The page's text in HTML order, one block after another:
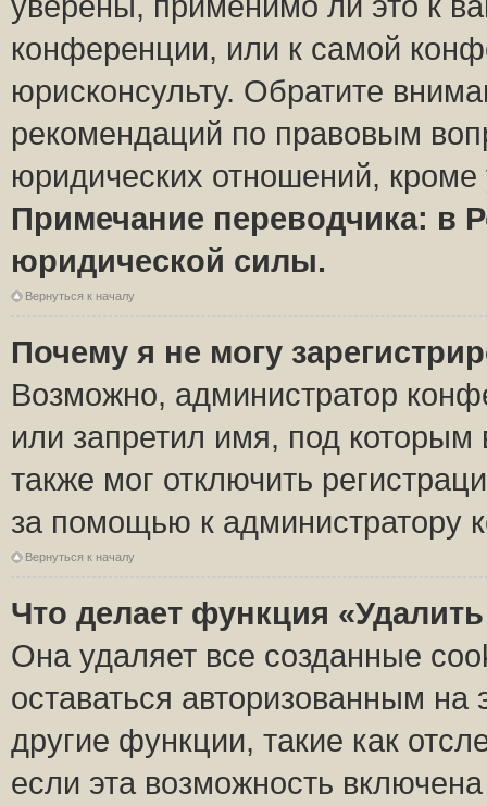
конференции, или к самой
юрисконсульту. Обратите
рекомендаций по правовым
юридических отношений,
Примечание переводчика: в
юридической силы.
Вернуться к началу
Почему я не могу
Возможно, администратор
или запретил имя, под которым
также мог отключить
за помощью к администратору
Вернуться к началу
Что делает функция
Она удаляет все созданные
оставаться авторизованным
другие функции, такие как
если эта возможность